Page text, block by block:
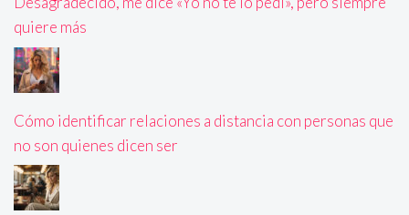
quiere más
Cómo identificar relaciones a distancia con personas que
no son quienes dicen ser